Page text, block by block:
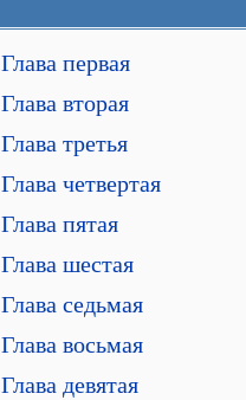
Глава первая
Глава вторая
Глава третья
Глава четвертая
Глава пятая
Глава шестая
Глава седьмая
Глава восьмая
Глава девятая